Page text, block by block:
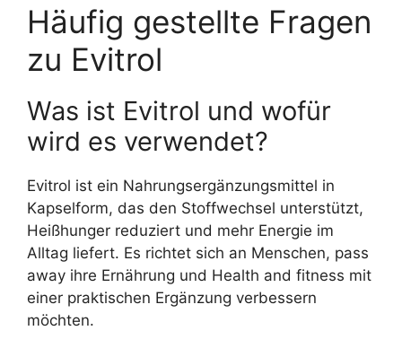
Häufig gestellte Fragen
zu Evitrol
Was ist Evitrol und wofür
wird es verwendet?
Evitrol ist ein Nahrungsergänzungsmittel in
Kapselform, das den Stoffwechsel unterstützt,
Heißhunger reduziert und mehr Energie im
Alltag liefert. Es richtet sich an Menschen, pass
away ihre Ernährung und Health and fitness mit
einer praktischen Ergänzung verbessern
möchten.